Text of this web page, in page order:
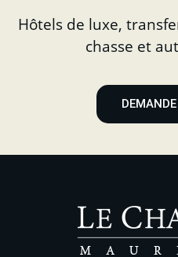
Hôtels de luxe,
chasse et